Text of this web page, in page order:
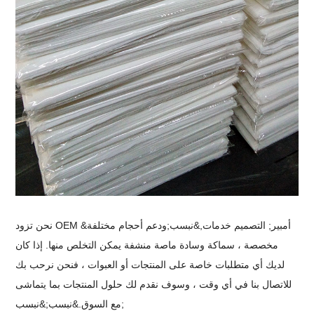
نحن تزود OEM &أمبير; التصميم خدمات,&نبسب;ودعم أحجام مختلفة
مخصصة ، سماكة وسادة ماصة منشفة يمكن التخلص منها. إذا كان
لديك أي متطلبات خاصة على المنتجات أو العبوات ، فنحن نرحب بك
للاتصال بنا في أي وقت ، وسوف نقدم لك حلول المنتجات بما يتماشى
مع السوق.&نبسب;&نبسب;